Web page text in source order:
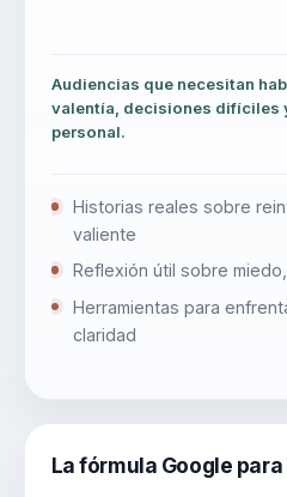
Audiencias que necesitan
valentía, decisiones difíciles
personal.
Historias reales sobre
valiente
Reflexión útil sobre
Herramientas para
claridad
La fórmula Google